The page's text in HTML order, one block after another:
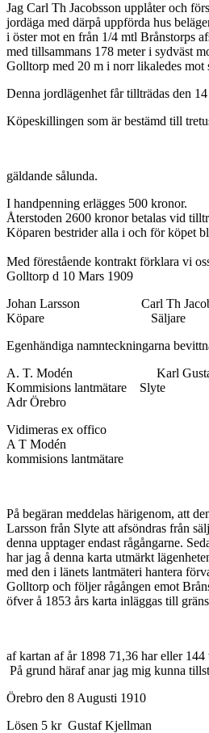
Jag Carl Th Jacobsson upplåter och
jordäga med därpå uppförda hus
i öster mot en från 1/4 mtl Brånstorps
med tillsammans 178 meter i sydväst
Golltorp med 20 m i norr likaledes mot
Denna jordlägenhet får tillträdas den
Köpeskillingen som är bestämd till
gäldande sålunda.
I handpenning erlägges 500 kronor.
Återstoden 2600 kronor betalas vid
Köparen bestrider alla i och för köpet
Med förestående kontrakt förklara vi
Golltorp d 10 Mars 1909
Johan Larsson Carl Th
Köpare Säljare
Egenhändiga namnteckningarna
A. T. Modén Karl
Kommisions lantmätare Slyte
Adr Örebro
Vidimeras ex offico
A T Modén
kommisions lantmätare
På begäran meddelas härigenom, att
Larsson från Slyte att afsöndras från
denna upptager endast rågångarne.
har jag å denna karta utmärkt
med den i länets lantmäteri hantera
Golltorp och följer rågången emot
öfver å 1853 års karta inläggas till
af kartan af år 1898 71,36 har eller
På grund häraf anar jag mig kunna
Örebro den 8 Augusti 1910
Lösen 5 kr Gustaf Kjellman